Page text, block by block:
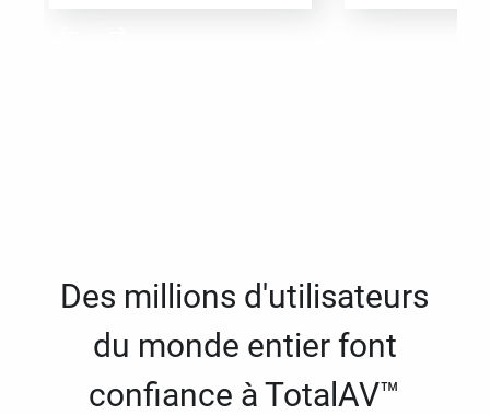
Des millions d'utilisateurs
du monde entier font
confiance à TotalAV™